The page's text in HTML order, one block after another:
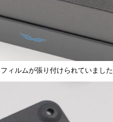
ィルムが張り付けられていました